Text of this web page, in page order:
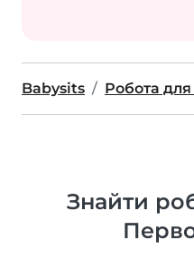
Babysits Робота для
Знайти